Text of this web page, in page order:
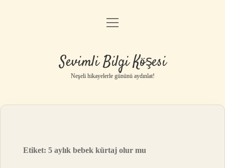
Anasayfa
Yasal Uyarı
menüyü
Sevimli Bilgi Köşesi
Neşeli hikayelerle gününü aydınlat!
Etiket:5 aylık bebek kürtaj olur mu